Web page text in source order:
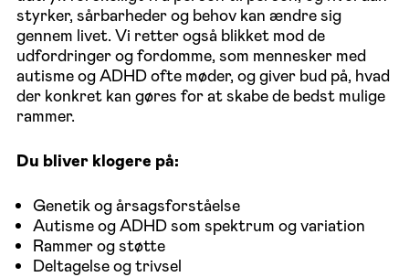
styrker, sårbarheder og behov kan ændre sig
gennem livet. Vi retter også blikket mod de
udfordringer og fordomme, som mennesker med
autisme og ADHD ofte møder, og giver bud på, hvad
der konkret kan gøres for at skabe de bedst mulige
rammer.
Du bliver klogere på:
Genetik og årsagsforståelse
Autisme og ADHD som spektrum og variation
Rammer og støtte
Deltagelse og trivsel